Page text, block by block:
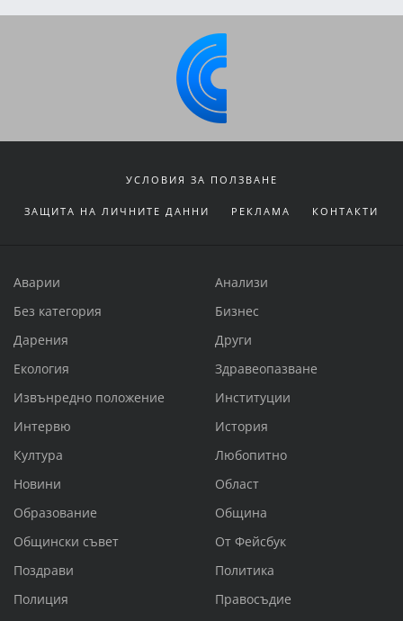
УСЛОВИЯ ЗА ПОЛЗВАНЕ
ЗАЩИТА НА ЛИЧНИТЕ ДАННИ РЕКЛАМА КОНТАКТИ
Аварии
Анализи
Без категория
Бизнес
Дарения
Други
Екология
Здравеопазване
Извънредно положение
Институции
Интервю
История
Култура
Любопитно
Новини
Област
Образование
Община
Общински съвет
От Фейсбук
Поздрави
Политика
Полиция
Правосъдие